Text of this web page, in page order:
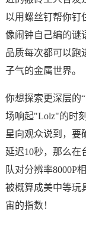
以用螺丝钉帮你钉
像闹钟自己编的谜
品质每次都可以跑
子气的金属世界。
你想探索更深层的
场响起"Lolz"的时
星向观众说到，要
延迟10秒，那么在
队对分辨率8000P
被概算成美中等玩
宙的指数！